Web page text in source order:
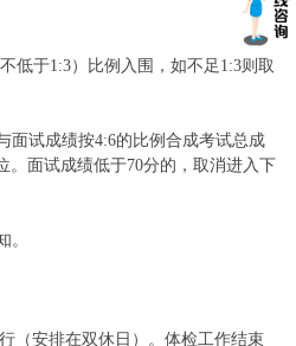
低于1:3）比例入围，如不足1:3则取
面试成绩按4:6的比例合成考试总成
。面试成绩低于70分的，取消进入下
。
（安排在双休日）。体检工作结束